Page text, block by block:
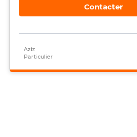
Contacter
Aziz
Particulier